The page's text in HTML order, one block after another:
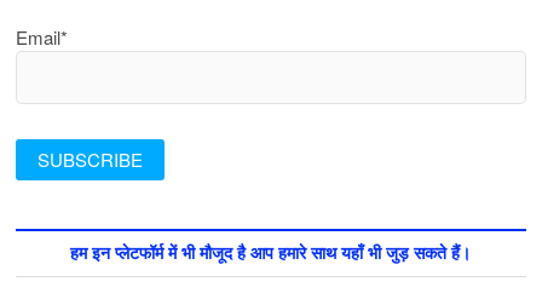
Email*
हम इन प्लेटफॉर्म में भी मौजूद है आप हमारे साथ यहाँ भी जुड़ सकते हैं।